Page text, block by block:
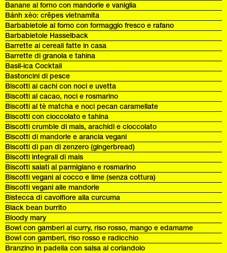
Banane al forno con mandorle e vaniglia
Bánh xèo: crêpes vietnamita
Barbabietole al forno con formaggio fresco e rafano
Barbabietole Hasselback
Barrette ai cereali fatte in casa
Barrette di granola e tahina
Basil-ica Cocktail
Bastoncini di pesce
Biscotti ai cachi con noci e uvetta
Biscotti al cacao, noci e rosmarino
Biscotti al tè matcha e noci pecan caramellate
Biscotti con cioccolato e tahina
Biscotti crumble di mais, arachidi e cioccolato
Biscotti di mandorle e arancia vegani
Biscotti di pan di zenzero (gingerbread)
Biscotti integrali di mais
Biscotti salati al parmigiano e rosmarino
Biscotti vegani al cocco e lime (senza cottura)
Biscotti vegani alle mandorle
Bistecca di cavolfiore alla curcuma
Black bean burrito
Bloody mary
Bowl con gamberi al curry, riso rosso, mango e edamame
Bowl con gamberi, riso rosso e radicchio
Branzino in padella con salsa al coriandolo